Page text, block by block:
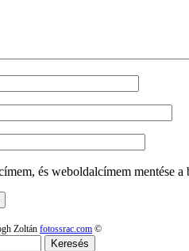
és weboldalcímem mentése
Zoltán fotossrac.com ©
Keresés